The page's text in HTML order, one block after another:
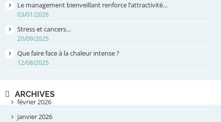
Le management bienveillant renforce l’attractivité…
03/01/2026
Stress et cancers…
20/09/2025
Que faire face à la chaleur intense ?
12/08/2025
ARCHIVES
février 2026
janvier 2026